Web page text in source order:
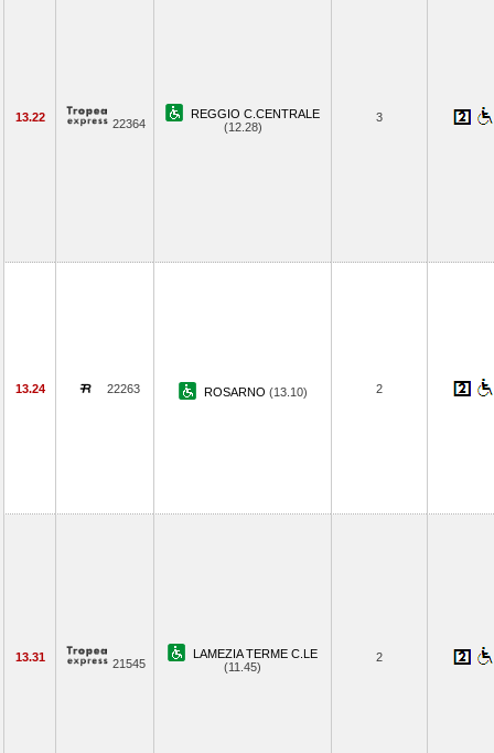
13.22 22364
REGGIO C.CENTRALE
(12.28)
3
13.24 22263 ROSARNO (13.10) 2
13.31 21545
LAMEZIA TERME C.LE
(11.45)
2